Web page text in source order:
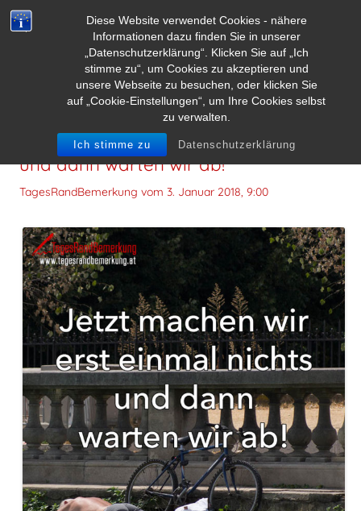
Diese Website verwendet Cookies - nähere
Informationen dazu finden Sie in unserer
„Datenschutzerklärung“. Klicken Sie auf „Ich
stimme zu“, um Cookies zu akzeptieren und
unsere Webseite zu besuchen, oder klicken Sie
auf „Cookie-Einstellungen“, um Ihre Cookies selbst
zu verwalten.
Ich stimme zu Datenschutzerklärung
Jetzt machen wir erst einmal nichts
und dann warten wir ab!
TagesRandBemerkung vom 3. Januar 2018, 9:00